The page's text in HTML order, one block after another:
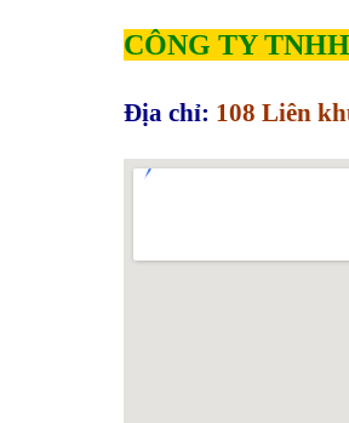
CÔNG TY
Địa chỉ: 108 Liên